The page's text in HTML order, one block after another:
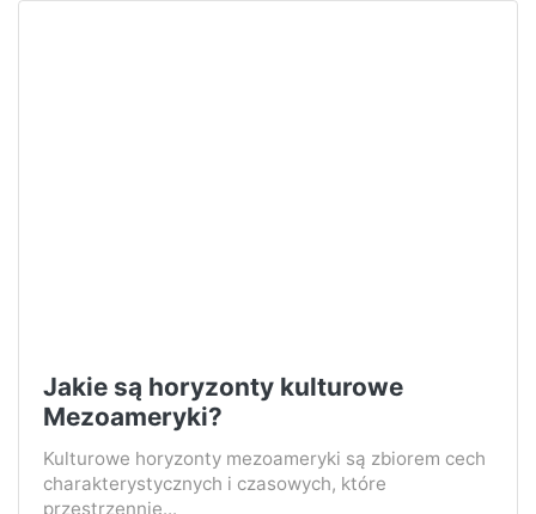
Jakie są horyzonty kulturowe
Mezoameryki?
Kulturowe horyzonty mezoameryki są zbiorem cech
charakterystycznych i czasowych, które
przestrzennie...